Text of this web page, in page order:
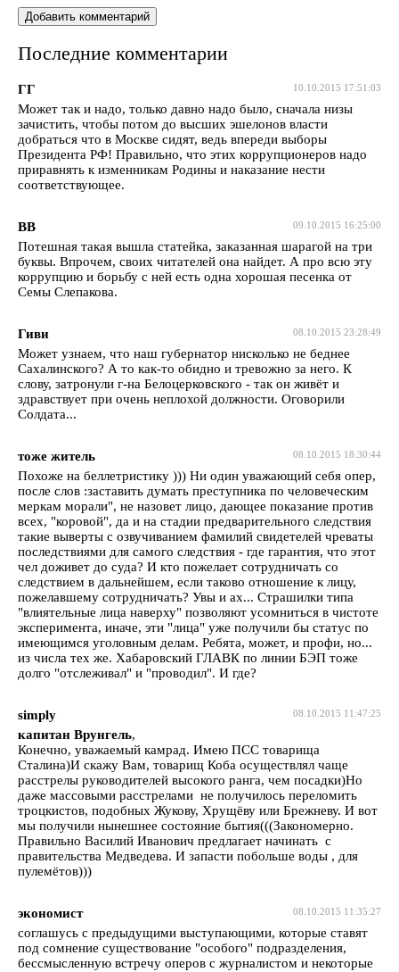
Последние комментарии
10.10.2015 17:51:03
ГГ
Может так и надо, только давно надо было, сначала низы
зачистить, чтобы потом до высших эшелонов власти
добраться что в Москве сидят, ведь впереди выборы
Президента РФ! Правильно, что этих коррупционеров надо
приравнять к изменникам Родины и наказание нести
соответствующее.
09.10.2015 16:25:00
ВВ
Потешная такая вышла статейка, заказанная шарагой на три
буквы. Впрочем, своих читателей она найдет. А про всю эту
коррупцию и борьбу с ней есть одна хорошая песенка от
Семы Слепакова.
08.10.2015 23:28:49
Гиви
Может узнаем, что наш губернатор нисколько не беднее
Сахалинского? А то как-то обидно и тревожно за него. К
слову, затронули г-на Белоцерковского - так он живёт и
здравствует при очень неплохой должности. Оговорили
Солдата...
08.10.2015 18:30:44
тоже житель
Похоже на беллетристику ))) Ни один уважающий себя опер,
после слов :заставить думать преступника по человеческим
меркам морали", не назовет лицо, дающее показание против
всех, "коровой", да и на стадии предварительного следствия
такие выверты с озвучиванием фамилий свидетелей чреваты
последствиями для самого следствия - где гарантия, что этот
чел доживет до суда? И кто пожелает сотрудничать со
следствием в дальнейшем, если таково отношение к лицу,
пожелавшему сотрудничать? Увы и ах... Страшилки типа
"влиятельные лица наверху" позволяют усомниться в чистоте
эксперимента, иначе, эти "лица" уже получили бы статус по
имеющимся уголовным делам. Ребята, может, и профи, но...
из числа тех же. Хабаровский ГЛАВК по линии БЭП тоже
долго "отслеживал" и "проводил". И где?
08.10.2015 11:47:25
simply
капитан Врунгель,
Конечно, уважаемый камрад. Имею ПСС товарища
Сталина)И скажу Вам, товарищ Коба осуществлял чаще
расстрелы руководителей высокого ранга, чем посадки)Но
даже массовыми расстрелами не получилось переломить
троцкистов, подобных Жукову, Хрущёву или Брежневу. И вот
мы получили нынешнее состояние бытия(((Закономерно.
Правильно Василий Иванович предлагает начинать с
правительства Медведева. И запасти побольше воды , для
пулемётов)))
08.10.2015 11:35:27
экономист
соглашусь с предыдущими выступающими, которые ставят
под сомнение существование "особого" подразделения,
бессмысленную встречу оперов с журналистом и некоторые